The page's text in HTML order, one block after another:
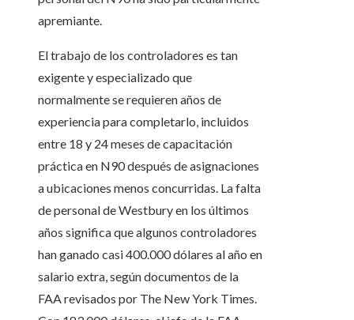
apremiante.
El trabajo de los controladores es tan
exigente y especializado que
normalmente se requieren años de
experiencia para completarlo, incluidos
entre 18 y 24 meses de capacitación
práctica en N90 después de asignaciones
a ubicaciones menos concurridas. La falta
de personal de Westbury en los últimos
años significa que algunos controladores
han ganado casi 400.000 dólares al año en
salario extra, según documentos de la
FAA revisados ​​por The New York Times.